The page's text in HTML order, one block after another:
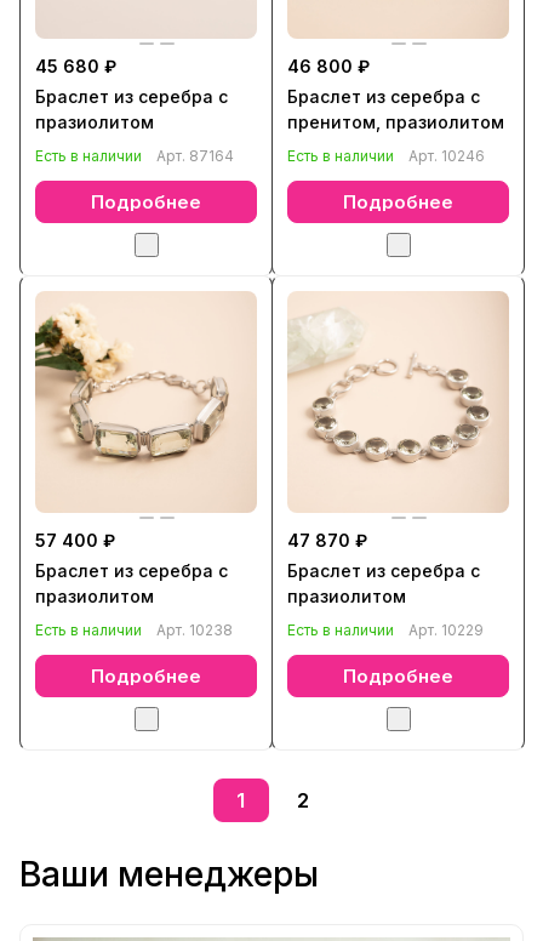
45 680 ₽
Браслет из серебра с
празиолитом
Есть в наличии Арт. 87164
Подробнее
46 800 ₽
Браслет из серебра с
пренитом, празиолитом
Есть в наличии Арт. 10246
Подробнее
57 400 ₽
Браслет из серебра с
празиолитом
Есть в наличии Арт. 10238
Подробнее
47 870 ₽
Браслет из серебра с
празиолитом
Есть в наличии Арт. 10229
Подробнее
1 2
Ваши менеджеры